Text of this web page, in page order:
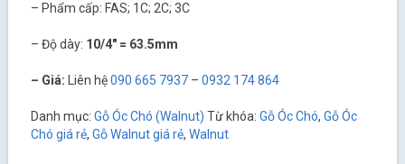
– Phẩm cấp: FAS; 1C; 2C; 3C
– Độ dày: 10/4″ = 63.5mm
– Giá: Liên hệ090 665 7937– 0932 174 864
Danh mục: Gỗ Óc Chó (Walnut) Từ khóa: Gỗ Óc Chó, Gỗ Óc
Chó giá rẻ, Gỗ Walnut giá rẻ, Walnut